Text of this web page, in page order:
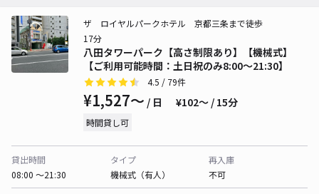
八田タワーパーク【高さ制限あり】【機械式】
【ご利用可能時間：土日祝のみ8:00～21:30】
ザ ロイヤルパークホテル 京都三条まで徒歩
17分
4.5 / 79件
¥1,527〜 / 日 ¥102〜 / 15分
時間貸し可
貸出時間
08:00 〜21:30
タイプ
機械式（有人）
再入庫
不可